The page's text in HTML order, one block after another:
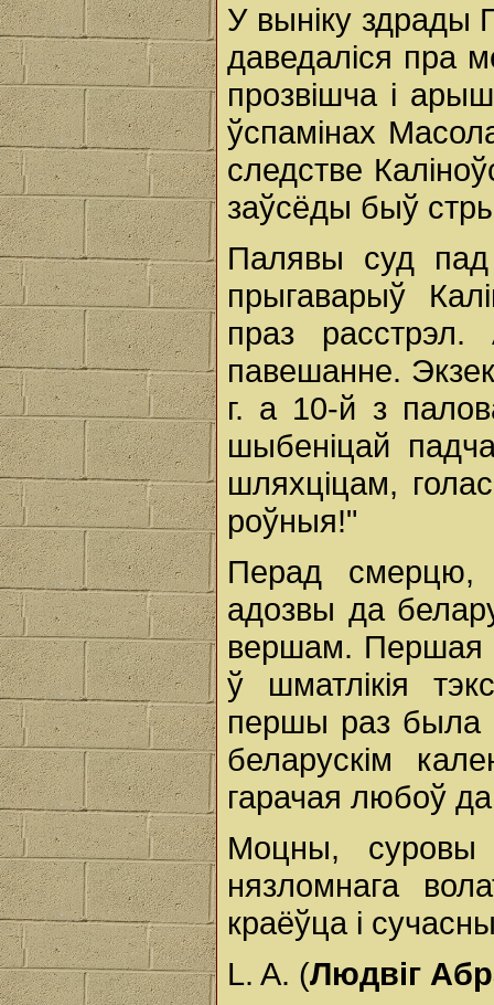
У выніку здрады
даведаліся пра
прозвішча і
ўспамінах
следстве
заўсёды быў
Палявы суд пад
прыгаварыў
праз
павешанне.
г. а 10-й з
шыбеніцай
шляхціцам,
роўныя!"
Перад смерцю,
адозвы да
вершам. Першая
ў шматлікія
першы раз была
беларускім
гарачая любоў
Моцны, суровы
нязломнага
краёўца і
L. A. (Людвіг